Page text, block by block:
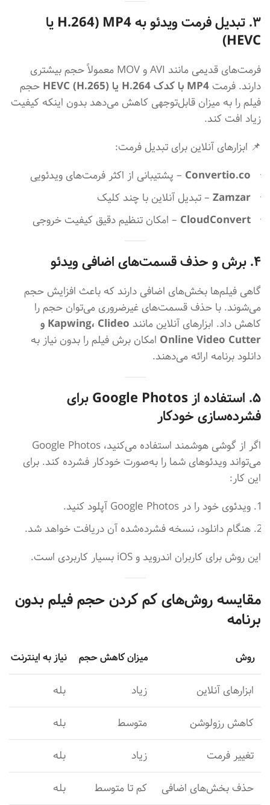
۳
. تبدیل فرمت ویدئو به MP4 (H.264 یا
HEVC)
فرمت‌های قدیمی مانند AVI و MOV معمولاً حجم بیشتری
دارند. فرمتMP4 با کدک H.264 یا HEVC (H.265)
حجم
فیلم را به میزان قابل‌توجهی کاهش می‌دهد بدون اینکه کیفیت
زیاد افت کند.
📌 ابزارهای آنلاین برای تبدیل فرمت:
Convertio.co – پشتیبانی از اکثر فرمت‌های ویدئویی
Zamzar – تبدیل آنلاین با چند کلیک
CloudConvert – امکان تنظیم دقیق کیفیت خروجی
۴. برش و حذف قسمت‌های اضافی ویدئو
گاهی فیلم‌ها بخش‌های اضافی دارند که باعث افزایش حجم
می‌شوند. با حذف قسمت‌های غیرضروری می‌توان حجم را
کاهش داد. ابزارهای آنلاین مانند
Kapwing، Clideo و
Online Video Cutter امکان برش فیلم را بدون نیاز به
دانلود برنامه ارائه می‌دهند.
۵. استفاده از Google Photos برای
فشرده‌سازی خودکار
اگر از گوشی هوشمند استفاده می‌کنید، Google Photos
می‌تواند ویدئوهای شما را به‌صورت خودکار فشرده کند. برای
این کار:
ویدئوی خود را در Google Photos آپلود کنید.
هنگام دانلود، نسخه فشرده‌شده آن دریافت خواهد شد.
این روش برای کاربران اندروید و iOS بسیار کاربردی است.
مقایسه روش‌های کم کردن حجم فیلم بدون
برنامه
روش میزان کاهش حجم نیاز به اینترنت
ابزارهای آنلاین زیاد بله
کاهش رزولوشن متوسط بله
تغییر فرمت زیاد بله
حذف بخش‌های اضافی کم تا متوسط بله